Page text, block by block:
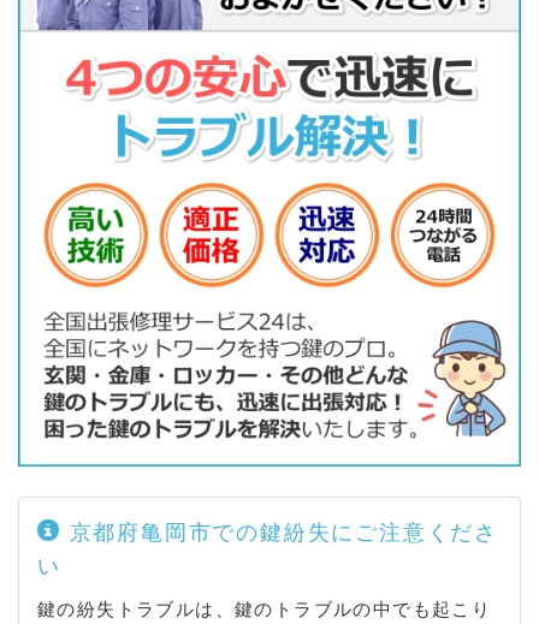
西竪町 / 西つつじケ丘雲仙台 / 西つつじケ丘霧島台 /
西つつじケ丘五月台 / 西つつじケ丘大山台 / 西つつじ
ケ丘美山台 / 西別院町（犬甘野 / 大槻並 / 神地 / 寺田
/ 万願寺 / 柚原 / 笑路） / 西町 / 旅籠町 / 畑野町（千
ケ畑 / 土ケ畑 / 広野） / ひえ田野町（芦ノ山 / 太田 /
奥条 / 柿花 / 佐伯 / 天川 / 鹿谷） / 東竪町 / 東つつじ
/ 鎌倉 / 神原 / 倉谷 / 小泉 / 東掛 / 南掛 / 湯谷） / 東
本梅町（赤熊 / 大内 / 中野 / 東大谷 / 松熊） / 保津町
/ 本町 / 本梅町（井手 / 中野 / 東加舎 / 西加舎 / 平
松） / 南つつじケ丘大葉台 / 南つつじケ丘桜台 / 三宅
町 / 宮前町（猪倉 / 神前 / 宮川） / 安町 / 矢田町 / 柳
町 / 横町 / 吉川町（穴川 / 吉田）
京都府亀岡市での鍵紛失にご注意くださ
い
鍵の紛失トラブルは、鍵のトラブルの中でも起こり